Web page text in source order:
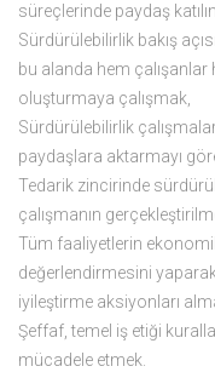
süreçlerinde paydaş
Sürdürülebilirlik bakış
bu alanda hem çalışanlar
oluşturmaya çalışmak,
Sürdürülebilirlik
paydaşlara aktarmayı
Tedarik zincirinde
çalışmanın
Tüm faaliyetlerin
değerlendirmesini
iyileştirme aksiyonları
Şeffaf, temel iş etiği
mücadele etmek.